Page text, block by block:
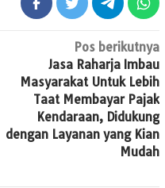
Pos berikutnya
Jasa Raharja Imbau
Masyarakat Untuk Lebih
Taat Membayar Pajak
Kendaraan, Didukung
dengan Layanan yang Kian
Mudah